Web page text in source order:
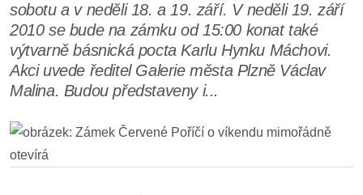
sobotu a v neděli 18. a 19. září. V neděli 19. září
2010 se bude na zámku od 15:00 konat také
výtvarně básnická pocta Karlu Hynku Máchovi.
Akci uvede ředitel Galerie města Plzně Václav
Malina. Budou představeny i...